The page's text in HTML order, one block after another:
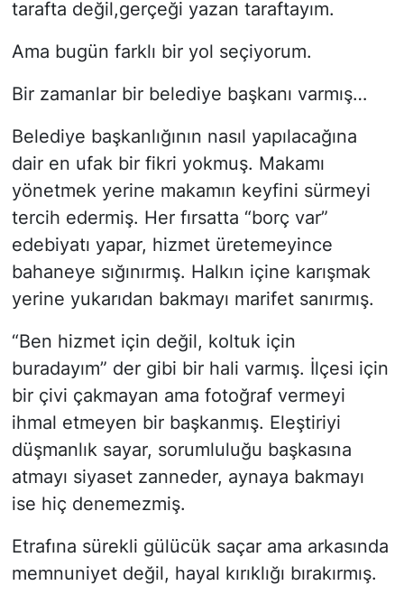
tarafta değil,gerçeği yazan taraftayım.
Ama bugün farklı bir yol seçiyorum.
Bir zamanlar bir belediye başkanı varmış…
Belediye başkanlığının nasıl yapılacağına
dair en ufak bir fikri yokmuş. Makamı
yönetmek yerine makamın keyfini sürmeyi
tercih edermiş. Her fırsatta “borç var”
edebiyatı yapar, hizmet üretemeyince
bahaneye sığınırmış. Halkın içine karışmak
yerine yukarıdan bakmayı marifet sanırmış.
“Ben hizmet için değil, koltuk için
buradayım” der gibi bir hali varmış. İlçesi için
bir çivi çakmayan ama fotoğraf vermeyi
ihmal etmeyen bir başkanmış. Eleştiriyi
düşmanlık sayar, sorumluluğu başkasına
atmayı siyaset zanneder, aynaya bakmayı
ise hiç denemezmiş.
Etrafına sürekli gülücük saçar ama arkasında
memnuniyet değil, hayal kırıklığı bırakırmış.